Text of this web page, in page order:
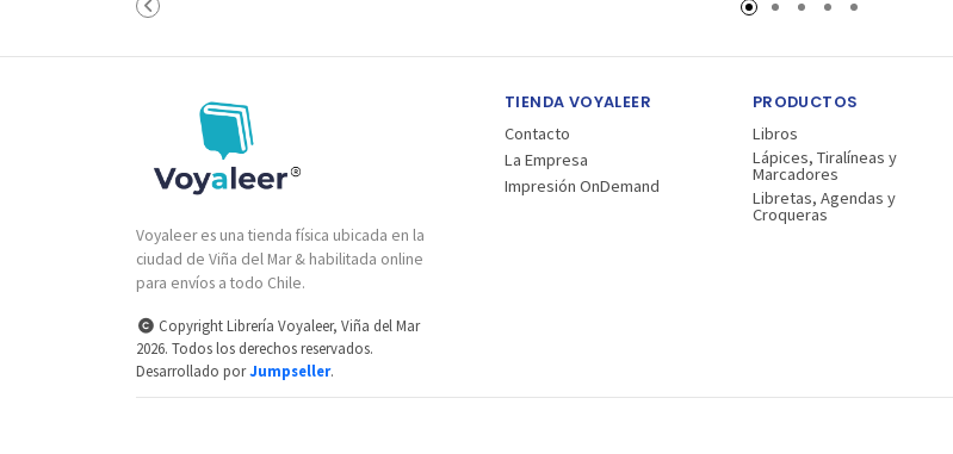
Voyaleer es una tienda física ubicada en la
ciudad de Viña del Mar & habilitada online
para envíos a todo Chile.
Copyright Librería Voyaleer, Viña del Mar
2026. Todos los derechos reservados.
Desarrollado porJumpseller.
TIENDA VOYALEER
Contacto
La Empresa
Impresión OnDemand
PRODUCTOS
Libros
Lápices, Tiralíneas y
Marcadores
Libretas, Agendas y
Croqueras